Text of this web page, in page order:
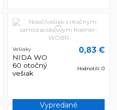
Vešiaky
NIDA WO
60 otočný
vešiak
0,83 €
Hodnotili: 0
Vypredané